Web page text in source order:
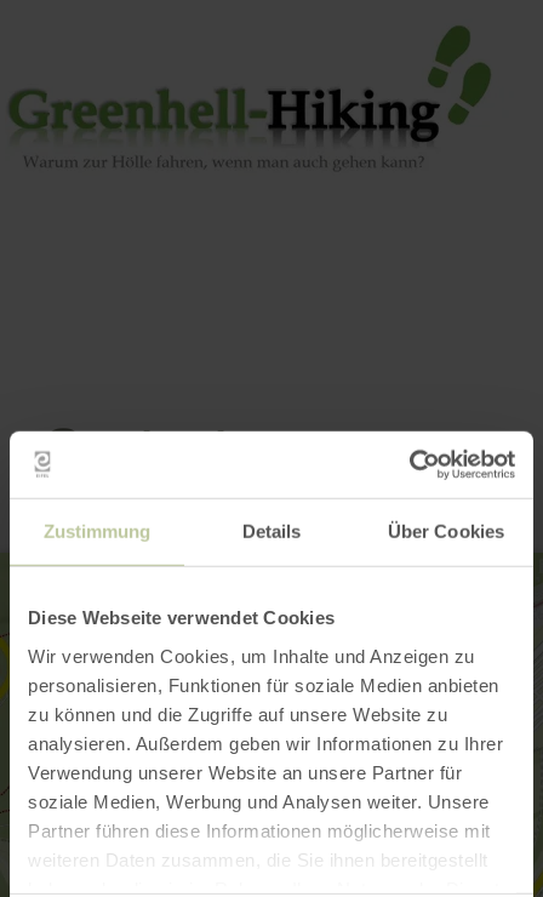
Zustimmung Details Über Cookies
Diese Webseite verwendet Cookies
Wir verwenden Cookies, um Inhalte und Anzeigen zu
personalisieren, Funktionen für soziale Medien anbieten
zu können und die Zugriffe auf unsere Website zu
analysieren. Außerdem geben wir Informationen zu Ihrer
Verwendung unserer Website an unsere Partner für
soziale Medien, Werbung und Analysen weiter. Unsere
Partner führen diese Informationen möglicherweise mit
weiteren Daten zusammen, die Sie ihnen bereitgestellt
Contact